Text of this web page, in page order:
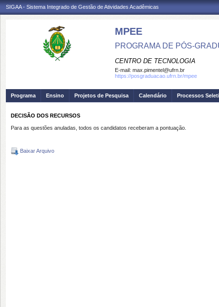
SIGAA - Sistema Integrado de Gestão de Atividades Acadêmicas
MPEE
PROGRAMA DE PÓS-
CENTRO DE TECNOLOGIA
E-mail: max.pimentel@ufrn.br
https://posgraduacao.ufrn.br/mpee
Programa Ensino Projetos de Pesquisa Calendário Processos
DECISÃO DOS RECURSOS
Para as questões anuladas, todos os candidatos receberam a pontuação.
Baixar Arquivo